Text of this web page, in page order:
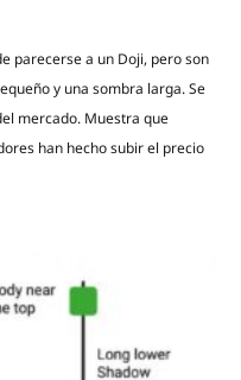
parecerse a un Doji, pero son
y una sombra larga. Se
mercado. Muestra que
han hecho subir el precio